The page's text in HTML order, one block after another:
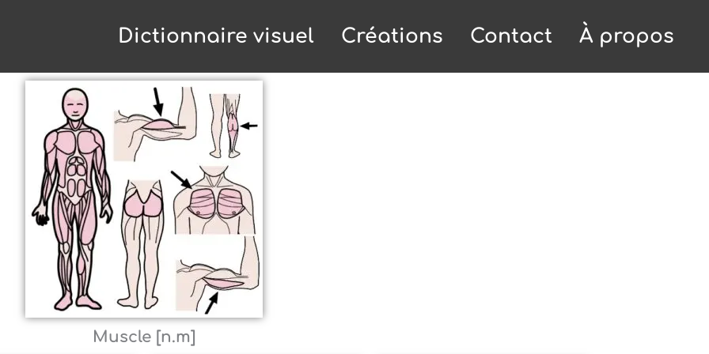
Dictionnaire visuel Créations Contact À propos
Muscle [n.m]